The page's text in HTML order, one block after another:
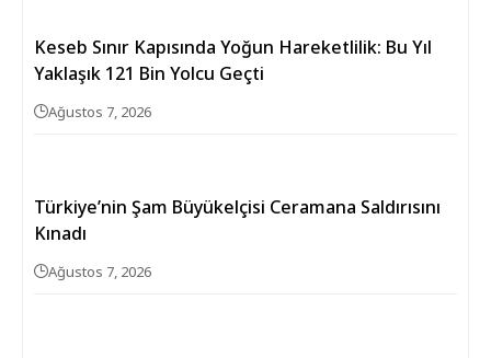
Keseb Sınır Kapısında Yoğun Hareketlilik: Bu Yıl
Yaklaşık 121 Bin Yolcu Geçti
Ağustos 7, 2026
Türkiye’nin Şam Büyükelçisi Ceramana Saldırısını
Kınadı
Ağustos 7, 2026